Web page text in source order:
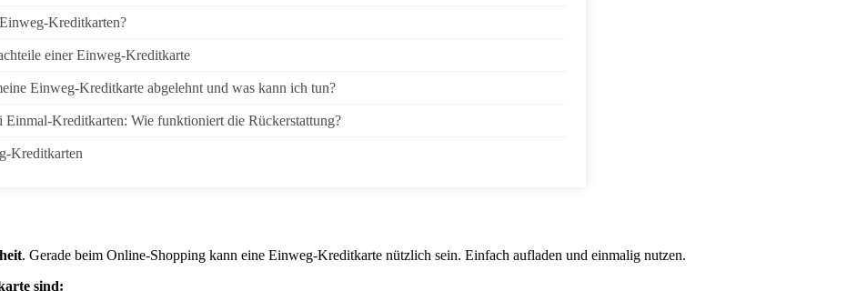
Kreditkarten?
einer Einweg-Kreditkarte
Einweg-Kreditkarte abgelehnt und was kann ich tun?
Einmal-Kreditkarten: Wie funktioniert die Rückerstattung?
Kreditkarten
. Gerade beim Online-Shopping kann eine Einweg-Kreditkarte nützlich sein. Einfach aufladen und einmalig nutzen.
sind: